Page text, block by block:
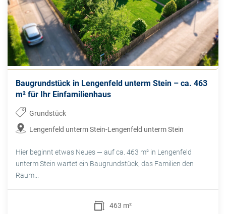
Baugrundstück in Lengenfeld unterm Stein – ca. 463
m² für Ihr Einfamilienhaus
Grundstück
Lengenfeld unterm Stein-Lengenfeld unterm Stein
Hier beginnt etwas Neues — auf ca. 463 m² in Lengenfeld
unterm Stein wartet ein Baugrundstück, das Familien den
Raum...
463 m²